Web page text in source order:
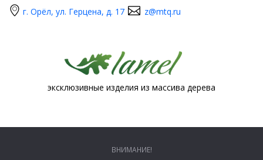
г. Орёл, ул. Герцена, д. 17 z@mtq.ru
эксклюзивные изделия из массива дерева
ВНИМАНИЕ!